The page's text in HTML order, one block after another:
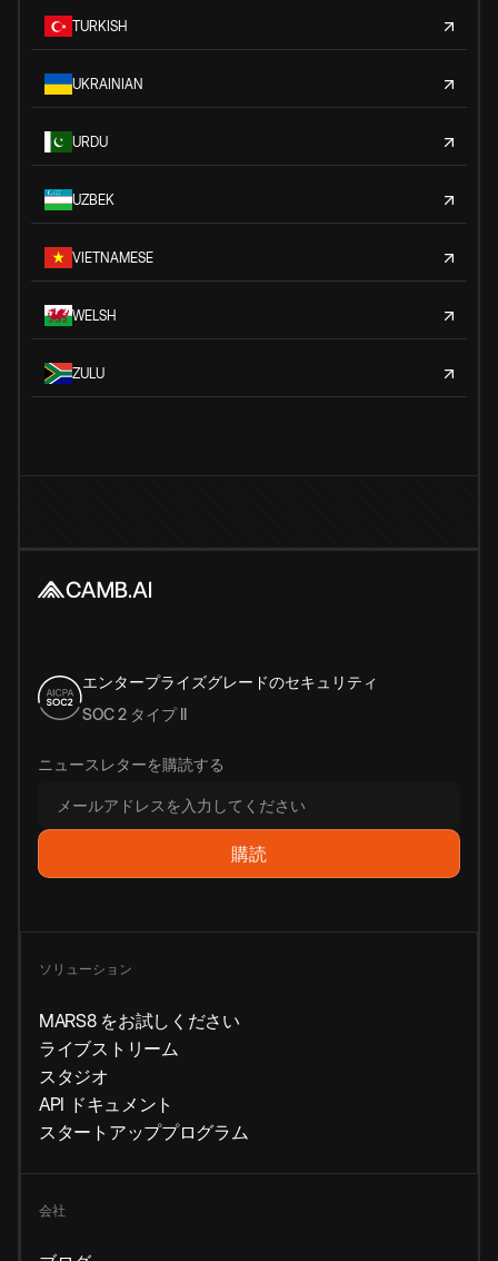
TURKISH
UKRAINIAN
URDU
UZBEK
VIETNAMESE
WELSH
ZULU
エンタープライズグレードのセキュリティ
SOC 2 タイプ II
ニュースレターを購読する
ソリューション
MARS8 をお試しください
ライブストリーム
スタジオ
API ドキュメント
スタートアッププログラム
会社